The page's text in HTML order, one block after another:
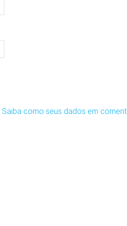
Saiba como seus dados em